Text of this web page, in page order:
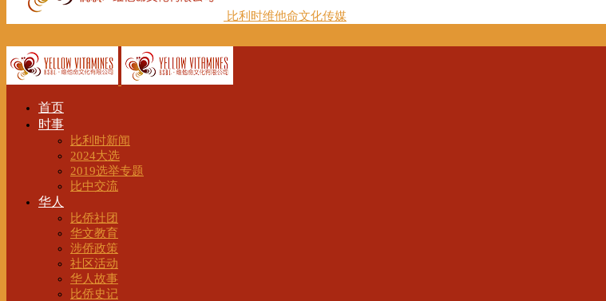
比利时维他命文化传媒
首页
时事
比利时新闻
2024大选
2019选举专题
比中交流
华人
比侨社团
华文教育
涉侨政策
社区活动
华人故事
比侨史记